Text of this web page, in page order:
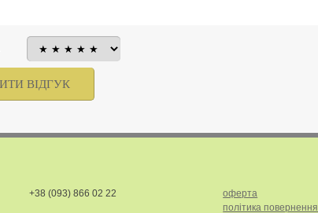
+38 (093) 866 02 22
оферта
політика повернення